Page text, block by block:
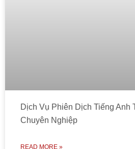
Dịch Vụ Phiên Dịch Tiếng Anh
Chuyên Nghiệp
READ MORE »